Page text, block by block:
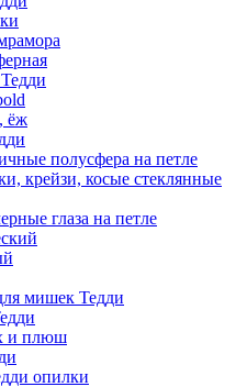
ёж
полусфера на петле
крейзи, косые стеклянные
глаза на петле
мишек Тедди
и плюш
опилки